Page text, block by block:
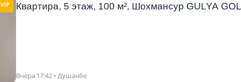
VIP Квартира, 5 этаж, 100 м², Шохмансур GULYA
Вчера 17:42 • Душанбе